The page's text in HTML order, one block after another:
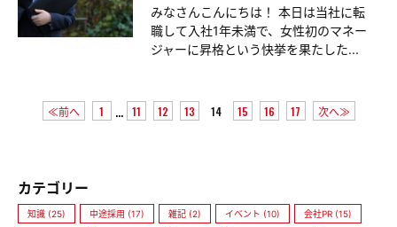
みなさんこんにちは！ 本日は当社に転
職して入社1年未満で、女性初のマネー
ジャーに昇格という快挙を果たした...
≪前へ 1 ... 11 12 13 14 15 16 17 次へ≫
カテゴリー
知識 (25) 中途採用 (17) 雑記 (2) イベント (10) 会社PR (15)